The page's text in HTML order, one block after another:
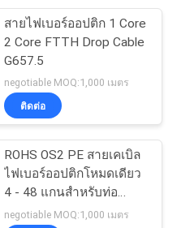
สายไฟเบอร์ออปติก 1 Core
2 Core FTTH Drop Cable
G657.5
negotiable MOQ:1,000 เมตร
ติดต่อ
ROHS OS2 PE สายเคเบิล
ไฟเบอร์ออปติกโหมดเดียว
4 - 48 แกนสำหรับท่อ
อากาศ
negotiable MOQ:1,000 เมตร